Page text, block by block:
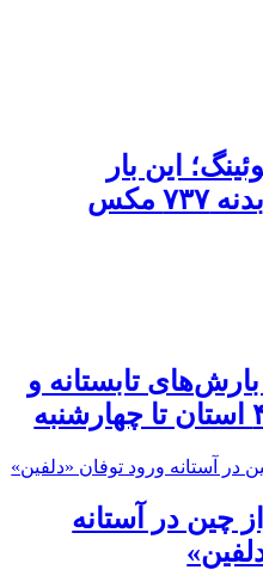
این بار
مکس
تابستانه و
چین در آستانه